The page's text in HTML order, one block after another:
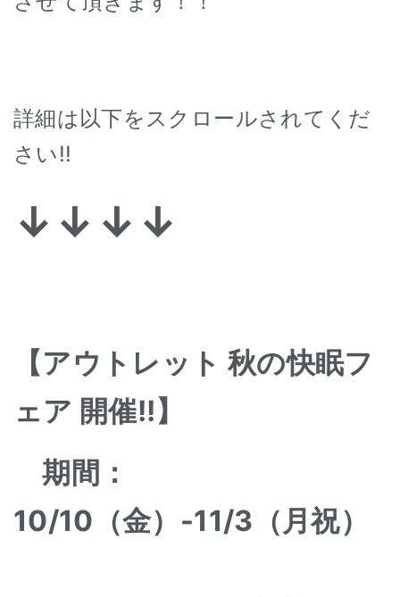
詳細は以下をスクロールされてくだ
さい!!
↓↓↓↓
【アウトレット 秋の快眠フ
ェア 開催!!】
期間：
10/10（金）-11/3（月祝）